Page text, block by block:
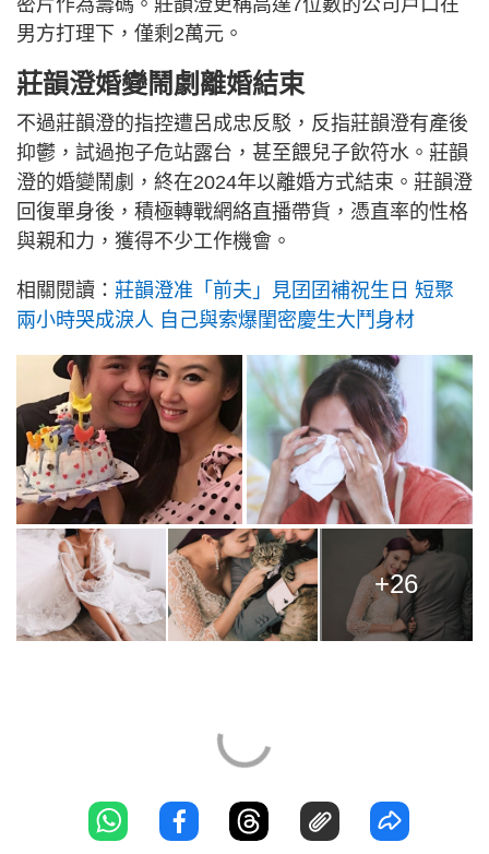
男方打理下，僅剩2萬元。
莊韻澄婚變鬧劇離婚結束
不過莊韻澄的指控遭呂成忠反駁，反指莊韻澄有產後
抑鬱，試過抱子危站露台，甚至餵兒子飲符水。莊韻
澄的婚變鬧劇，終在2024年以離婚方式結束。莊韻澄
回復單身後，積極轉戰網絡直播帶貨，憑直率的性格
與親和力，獲得不少工作機會。
相關閱讀： 莊韻澄准「前夫」見囝囝補祝生日 短聚
兩小時哭成淚人 自己與索爆閨密慶生大鬥身材
+26